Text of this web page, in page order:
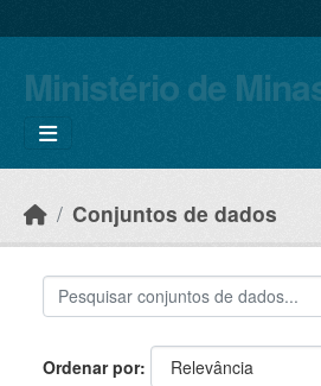
Ministério de
Conjuntos de dados
Ordenar por